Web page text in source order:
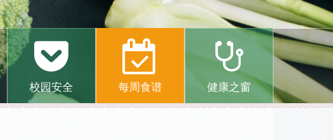
校园安全 每周食谱 健康之窗